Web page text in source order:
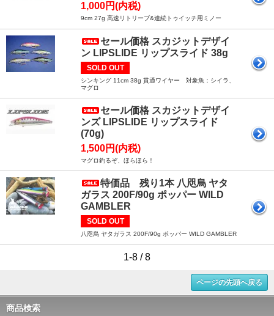
1,000円(内税)
9cm 27g 高速リトリーブ&連続トゥイッチ用ミノー
セール価格 スカジットデザイ
ン LIPSLIDE リップスライド 38g
SOLD OUT
シンキング 11cm 38g 貫通ワイヤー 対象魚：シイラ、
マグロ
セール価格 スカジットデザイ
ンズ LIPSLIDE リップスライド
(70g)
1,500円(内税)
マグロ釣るぞ、ほらほら！
特価品 残り1本 八咫烏 ヤタ
ガラス 200F/90g ポッパー WILD
GAMBLER
SOLD OUT
八咫烏 ヤタガラス 200F/90g ポッパー WILD GAMBLER
1-8 / 8
ページの先頭へ戻る
商品検索